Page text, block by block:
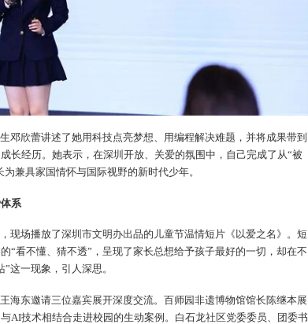
邓欣蕾讲述了她用科技点亮梦想、用编程解决难题，并将成果带到
长经历。她表示，在深圳开放、关爱的氛围中，自己完成了从“被
兼具家国情怀与国际视野的新时代少年。
系
现场播放了深圳市文明办出品的儿童节温情短片《以爱之名》。短
“看不懂、猜不透”，呈现了家长总想给予孩子最好的一切，却在不
这一现象，引人深思。
海东邀请三位嘉宾展开深度交流。百师园非遗博物馆馆长陈继本展
AI技术相结合走进校园的生动案例。白石龙社区党委委员、团委书